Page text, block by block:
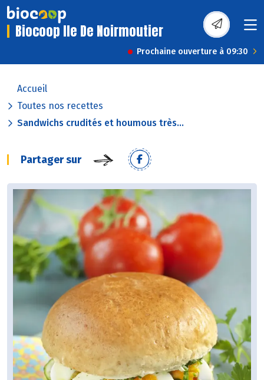
Biocoop Ile De Noirmoutier
Prochaine ouverture à 09:30
Accueil
Toutes nos recettes
Sandwichs crudités et houmous très...
Partager sur